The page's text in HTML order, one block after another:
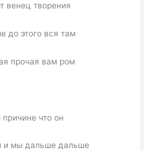
венец творения
до этого вся там
прочая вам ром
что он
и мы дальше дальше